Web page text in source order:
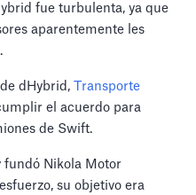
fue turbulenta, ya que
aparentemente les
dHybrid, Transporte
el acuerdo para
de Swift.
fundó Nikola Motor
su objetivo era